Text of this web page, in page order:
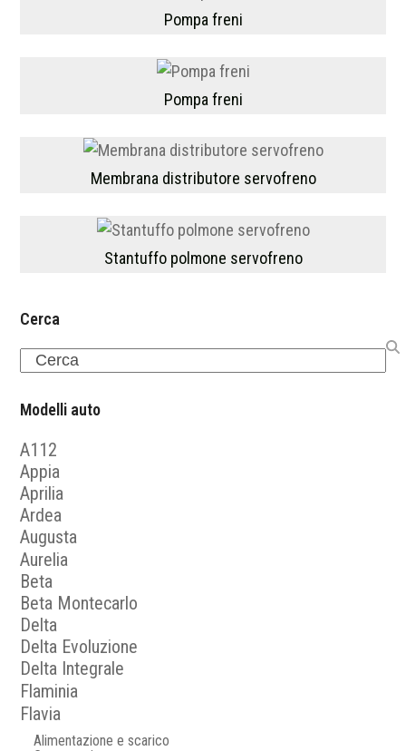
Pompa freni
Pompa freni
Membrana distributore servofreno
Stantuffo polmone servofreno
Cerca
Search
Modelli auto
A112
Appia
Aprilia
Ardea
Augusta
Aurelia
Beta
Beta Montecarlo
Delta
Delta Evoluzione
Delta Integrale
Flaminia
Flavia
Alimentazione e scarico